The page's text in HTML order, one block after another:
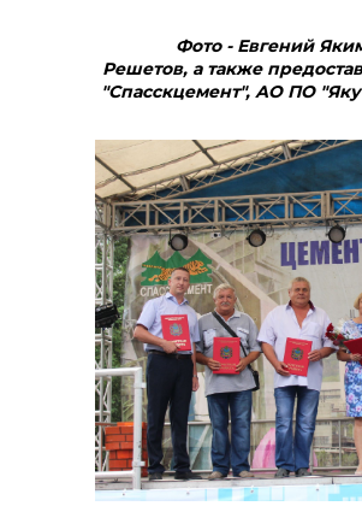
Фото - Евгений
Решетов, а также
"Спасскцемент", АО ПО